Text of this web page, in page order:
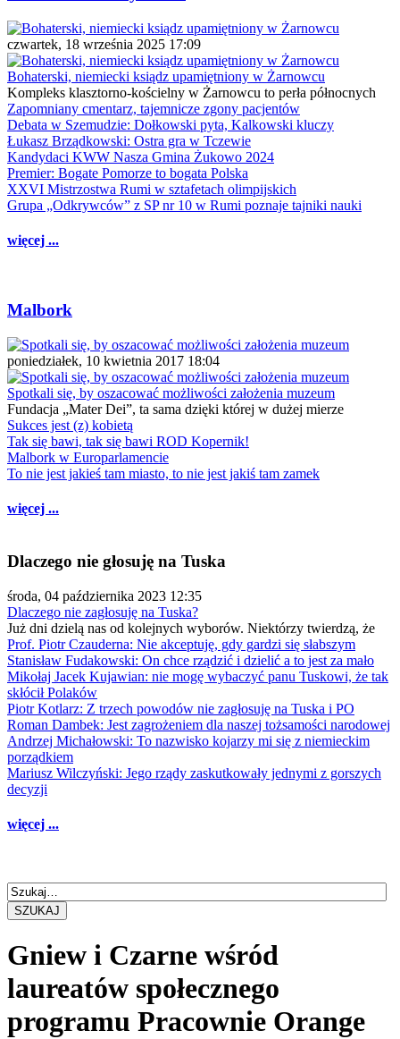
czwartek, 18 września 2025 17:09
Bohaterski, niemiecki ksiądz upamiętniony w Żarnowcu
Kompleks klasztorno-kościelny w Żarnowcu to perła północnych
Zapomniany cmentarz, tajemnicze zgony pacjentów
Debata w Szemudzie: Dołkowski pyta, Kalkowski kluczy
Łukasz Brządkowski: Ostra gra w Tczewie
Kandydaci KWW Nasza Gmina Żukowo 2024
Premier: Bogate Pomorze to bogata Polska
XXVI Mistrzostwa Rumi w sztafetach olimpijskich
Grupa „Odkrywców” z SP nr 10 w Rumi poznaje tajniki nauki
więcej ...
Malbork
poniedziałek, 10 kwietnia 2017 18:04
Spotkali się, by oszacować możliwości założenia muzeum
Fundacja „Mater Dei”, ta sama dzięki której w dużej mierze
Sukces jest (z) kobietą
Tak się bawi, tak się bawi ROD Kopernik!
Malbork w Europarlamencie
To nie jest jakieś tam miasto, to nie jest jakiś tam zamek
więcej ...
Dlaczego nie głosuję na Tuska
środa, 04 października 2023 12:35
Dlaczego nie zagłosuję na Tuska?
Już dni dzielą nas od kolejnych wyborów. Niektórzy twierdzą, że
Prof. Piotr Czauderna: Nie akceptuję, gdy gardzi się słabszym
Stanisław Fudakowski: On chce rządzić i dzielić a to jest za mało
Mikołaj Jacek Kujawian: nie mogę wybaczyć panu Tuskowi, że tak
skłócił Polaków
Piotr Kotlarz: Z trzech powodów nie zagłosuję na Tuska i PO
Roman Dambek: Jest zagrożeniem dla naszej tożsamości narodowej
Andrzej Michałowski: To nazwisko kojarzy mi się z niemieckim
porządkiem
Mariusz Wilczyński: Jego rządy zaskutkowały jednymi z gorszych
decyzji
więcej ...
SZUKAJ
Gniew i Czarne wśród
laureatów społecznego
programu Pracownie Orange